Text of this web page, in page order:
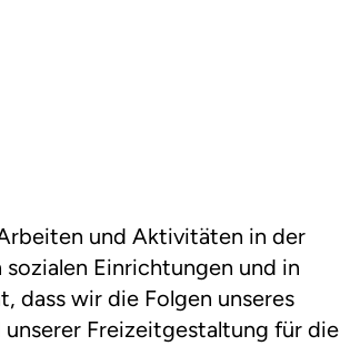
und Aktivitäten in der
Einrichtungen und in
dass wir die Folgen unseres
Freizeitgestaltung für die